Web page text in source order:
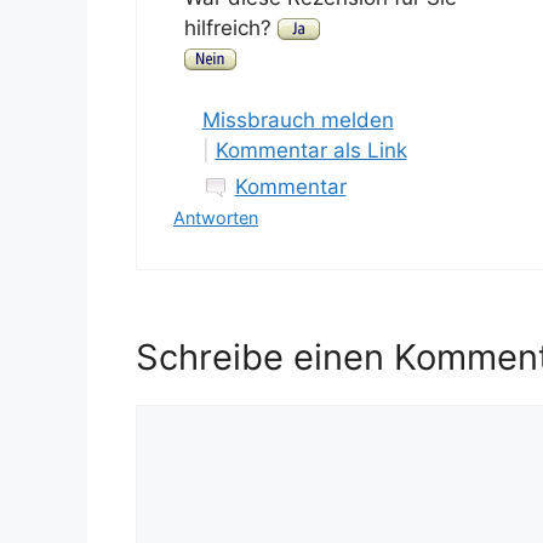
hilfreich?
Missbrauch melden
Kommentar als Link
Kommentar
Antworten
Schreibe einen